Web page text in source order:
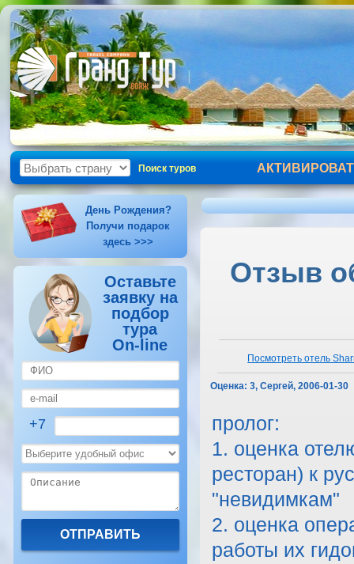
Поиск туров
День Рождения?
Получи подарок
здесь >>>
Оставьте
заявку на
подбор
тура
On-line
+7
Отзыв
Посмотреть отель
Оценка: 3, Сергей, 2006-01-30
пролог:
1. оценка
ресторан) к
"невидимкам"
2. оценка
работы их